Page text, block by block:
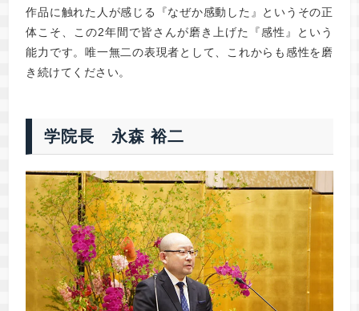
作品に触れた人が感じる『なぜか感動した』というその正
体こそ、この2年間で皆さんが磨き上げた『感性』という
能力です。唯一無二の表現者として、これからも感性を磨
き続けてください。
学院長 永森 裕二